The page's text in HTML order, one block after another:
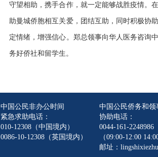
守望相助，携手合作，就一定能够战胜疫情。
助曼城侨胞相互关爱，团结互助，同时积极协
定情绪，增强信心。郑总领事向华人医务咨询
务好侨社和留学生。
中国公民非办公时间
紧急求助电话：
010-12308（中国境内）
0086-10-12308（英国境内）
中国公民侨务和领
协助电话：
0044-161-2248986
（09:00-12:00
邮址：